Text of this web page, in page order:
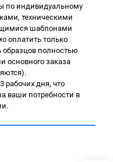
по индивидуальному
техническими
шаблонами
оплатить только
образцов полностью
основного заказа
рабочих дня, что
ваши потребности в